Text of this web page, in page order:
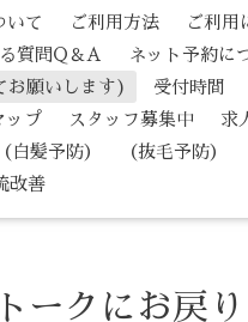
いて ご利用方法
ご利用
質問Q＆A
ネット予約に
願いします)
受付時間
ップ スタッフ募集中 求
毛予防） （リフ
改善
クにお戻り